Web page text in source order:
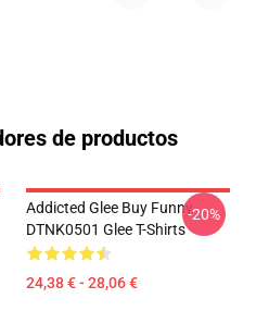
de productos
Addicted Glee Buy Funny
DTNK0501 Glee T-Shirts
24,38 € - 28,06 €
-20%